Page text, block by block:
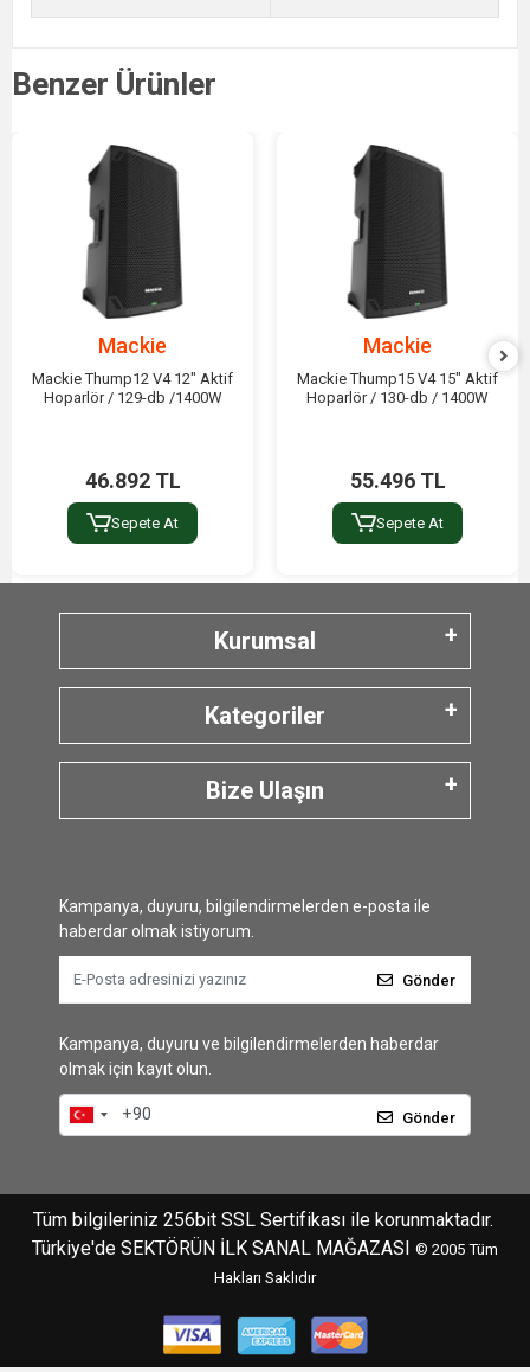
Benzer Ürünler
Mackie
Mackie Thump12 V4 12" Aktif
Hoparlör / 129-db /1400W
46.892 TL
Sepete At
Mackie
Mackie Thump15 V4 15" Aktif
Hoparlör / 130-db / 1400W
55.496 TL
Sepete At
Kurumsal
Kategoriler
Bize Ulaşın
Kampanya, duyuru, bilgilendirmelerden e-posta ile
haberdar olmak istiyorum.
Gönder
Kampanya, duyuru ve bilgilendirmelerden haberdar
olmak için kayıt olun.
Gönder
Tüm bilgileriniz 256bit SSL Sertifikası ile korunmaktadır.
Türkiye'de SEKTÖRÜN İLK SANAL MAĞAZASI © 2005 Tüm
Hakları Saklıdır